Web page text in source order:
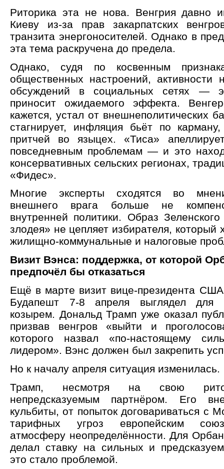
Риторика эта не нова. Венгрия давно
Киеву из-за прав закарпатских
транзита энергоносителей. Однако в
эта тема раскручена до предела.
Однако, судя по косвенным
общественных настроений, активности
обсуждений в социальных сетях —
приносит ожидаемого эффекта.
кажется, устал от внешнеполитических
стагнирует, инфляция бьёт по
притчей во языцех. «Тиса»
повседневным проблемам — и это
консервативных сельских регионах,
«Фидес».
Многие эксперты сходятся во
внешнего врага больше не
внутренней политики. Образ Зеленского
злодея» не цепляет избирателя, который
жилищно-коммунальные и налоговые
Визит Вэнса: поддержка, от которой
предпочёл бы отказаться
Ещё в марте визит вице-президента
Будапешт 7-8 апреля выглядел
козырем. Дональд Трамп уже оказал
призвав венгров «выйти и
которого назвал «по-настоящему
лидером». Вэнс должен был закрепить
Но к началу апреля ситуация изменилась.
Трамп, несмотря на свою
непредсказуемым партнёром. Его
кульбиты, от попыток договариваться с
тарифных угроз европейским
атмосферу неопределённости. Для
делал ставку на сильных и
это стало проблемой.